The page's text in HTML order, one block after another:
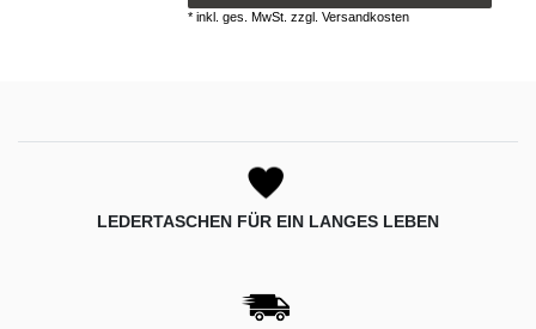
*inkl. ges. MwSt. zzgl.Versandkosten
LEDERTASCHEN FÜR EIN LANGES LEBEN